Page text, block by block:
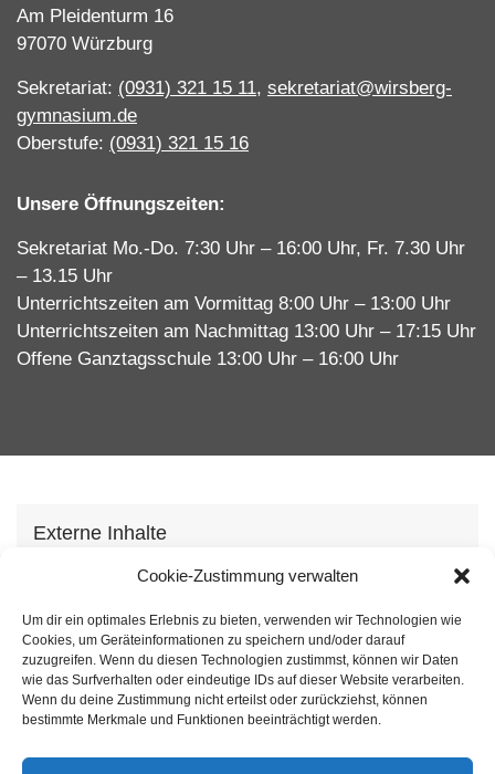
Cookie-Zustimmung verwalten
Um dir ein optimales Erlebnis zu bieten, verwenden wir Technologien wie
Cookies, um Geräteinformationen zu speichern und/oder darauf
zuzugreifen. Wenn du diesen Technologien zustimmst, können wir Daten
wie das Surfverhalten oder eindeutige IDs auf dieser Website verarbeiten.
Wenn du deine Zustimmung nicht erteilst oder zurückziehst, können
bestimmte Merkmale und Funktionen beeinträchtigt werden.
Am Pleidenturm 16
97070 Würzburg
Sekretariat: (0931) 321 15 11, sekretariat@wirsberg-
gymnasium.de
Oberstufe: (0931) 321 15 16
Unsere Öffnungszeiten:
Sekretariat Mo.-Do. 7:30 Uhr – 16:00 Uhr, Fr. 7.30 Uhr
– 13.15 Uhr
Unterrichtszeiten am Vormittag 8:00 Uhr – 13:00 Uhr
Unterrichtszeiten am Nachmittag 13:00 Uhr – 17:15 Uhr
Offene Ganztagsschule 13:00 Uhr – 16:00 Uhr
Externe Inhalte
Wir verwenden auf unserer Webseite externe
anzubieten. Mit dem laden der Inhalte stimmen Sie
unsererDatenschutzvereinbarungzu.
Inhalt laden